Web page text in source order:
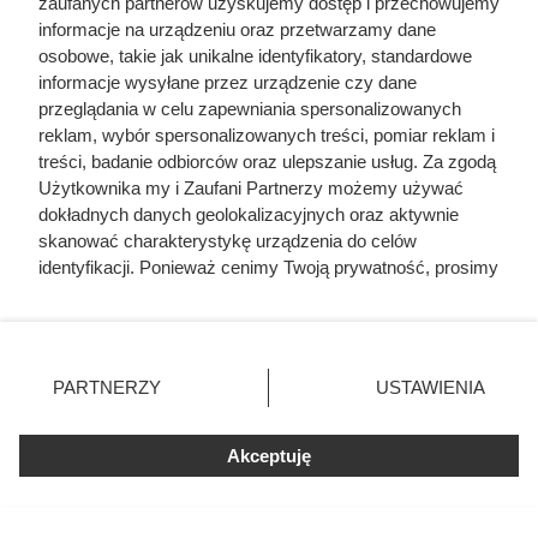
majątek i osiągnięcia
przyprawiają o zawrót
głowy
informacje na urządzeniu oraz przetwarzamy dane
osobowe, takie jak unikalne identyfikatory, standardowe
informacje wysyłane przez urządzenie czy dane
przeglądania w celu zapewniania spersonalizowanych
reklam, wybór spersonalizowanych treści, pomiar reklam i
treści, badanie odbiorców oraz ulepszanie usług. Za zgodą
Użytkownika my i Zaufani Partnerzy możemy używać
dokładnych danych geolokalizacyjnych oraz aktywnie
skanować charakterystykę urządzenia do celów
identyfikacji. Ponieważ cenimy Twoją prywatność, prosimy
prywatności znajdujący się w lewym dolnym rogu strony
. Niektóre rodzaje przetwarzania danych nie wymagają
zgody użytkownika, ale masz prawo sprzeciwić się
takiemu przetwarzaniu. Preferencje będą miały
zastosowania tylko na tej witrynie.
PARTNERZY USTAWIENIA
Akceptuję